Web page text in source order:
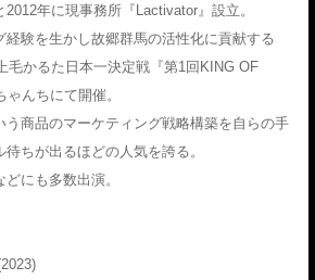
年に現事務所『Lactivator』設立。
経験を生かし故郷群馬の活性化に貢献する
毛かるた日本一決定戦『第1回KING OF
んちにて開催。
う商品のマーケティング戦略構築を自らの手
ちが出るほどの人気を誇る。
にも多数出演。